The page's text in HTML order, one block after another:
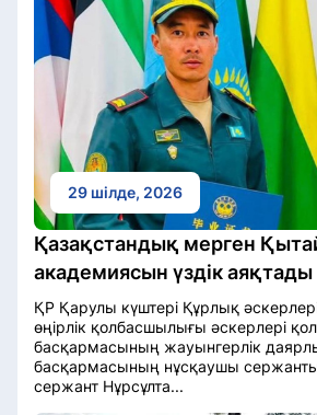
29 шілде, 2026
Қазақстандық мерген
академиясын үздік аяқтады
ҚР Қарулы күштері Құрлық
өңірлік қолбасшылығы әскерлері
басқармасының жауынгерлік
басқармасының нұсқаушы
сержант Нұрсұлта...